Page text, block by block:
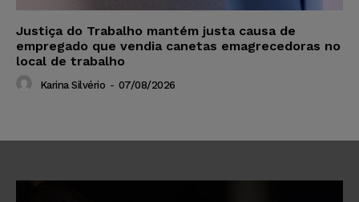
Justiça do Trabalho mantém justa causa de
empregado que vendia canetas emagrecedoras no
local de trabalho
Karina Silvério - 07/08/2026